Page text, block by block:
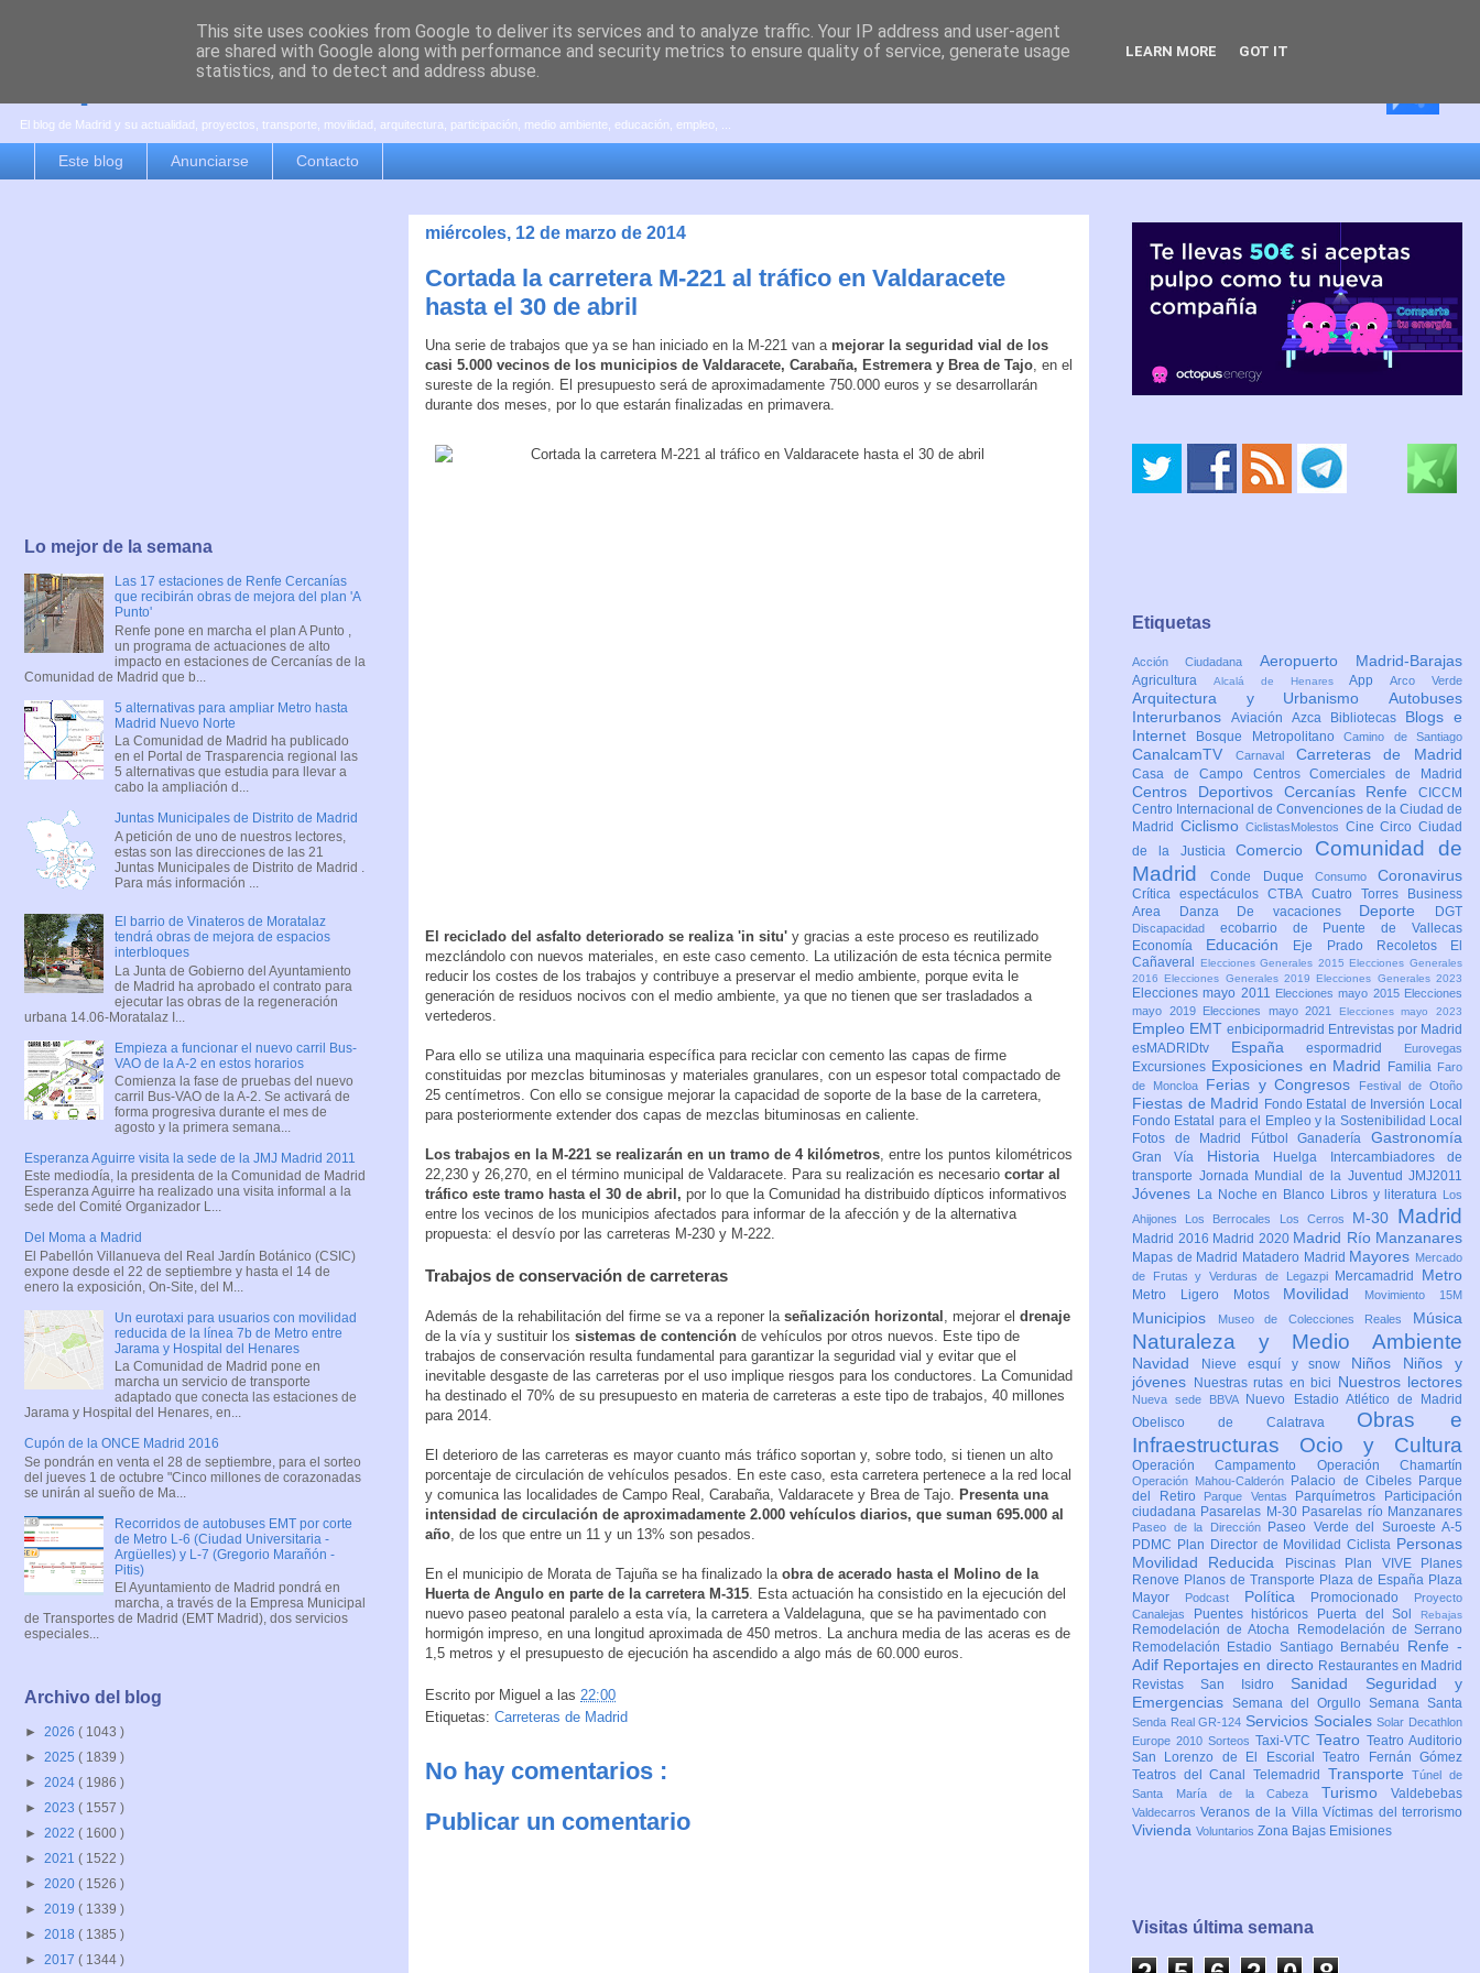
es por madrid
El blog de Madrid y su actualidad, proyectos, transporte, movilidad, arquitectura, participación, medio ambiente, educación, empleo, ...
Este blog Anunciarse Contacto
miércoles, 12 de marzo de 2014
Cortada la carretera M-221 al tráfico en Valdaracete
hasta el 30 de abril
Una serie de trabajos que ya se han iniciado en la M-221 van a mejorar la seguridad vial de los
casi 5.000 vecinos de los municipios de Valdaracete, Carabaña, Estremera y Brea de Tajo , en el
sureste de la región. El presupuesto será de aproximadamente 750.000 euros y se desarrollarán
durante dos meses, por lo que estarán finalizadas en primavera.
El reciclado del asfalto deteriorado se realiza 'in situ' y gracias a este proceso es reutilizado
mezclándolo con nuevos materiales, en este caso cemento. La utilización de esta técnica permite
reducir los costes de los trabajos y contribuye a preservar el medio ambiente, porque evita le
generación de residuos nocivos con el medio ambiente, ya que no tienen que ser trasladados a
vertederos.
Para ello se utiliza una maquinaria específica para reciclar con cemento las capas de firme
constituidas por mezclas bituminosas y materiales granulares, con un espesor total compactado de
25 centímetros. Con ello se consigue mejorar la capacidad de soporte de la base de la carretera,
para posteriormente extender dos capas de mezclas bituminosas en caliente.
Los trabajos en la M-221 se realizarán en un tramo de 4 kilómetros , entre los puntos kilométricos
22,230 y 26,270, en el término municipal de Valdaracete. Para su realización es necesario cortar al
tráfico este tramo hasta el 30 de abril, por lo que la Comunidad ha distribuido dípticos informativos
entre los vecinos de los municipios afectados para informar de la afección y de la alternativa
propuesta: el desvío por las carreteras M-230 y M-222.
Trabajos de conservación de carreteras
Además de la rehabilitación del firme se va a reponer la señalización horizontal , mejorar el drenaje
de la vía y sustituir los sistemas de contención de vehículos por otros nuevos. Este tipo de
trabajos de conservación resulta fundamental para garantizar la seguridad vial y evitar que el
inevitable desgaste de las carreteras por el uso implique riesgos para los conductores. La Comunidad
ha destinado el 70% de su presupuesto en materia de carreteras a este tipo de trabajos, 40 millones
para 2014.
El deterioro de las carreteras es mayor cuanto más tráfico soportan y, sobre todo, si tienen un alto
porcentaje de circulación de vehículos pesados. En este caso, esta carretera pertenece a la red local
y comunica las localidades de Campo Real, Carabaña, Valdaracete y Brea de Tajo.
Presenta una
intensidad de circulación de aproximadamente 2.000 vehículos diarios, que suman 695.000 al
año , de los que entre un 11 y un 13% son pesados.
En el municipio de Morata de Tajuña se ha finalizado la obra de acerado hasta el Molino de la
Huerta de Angulo en parte de la carretera M-315 . Esta actuación ha consistido en la ejecución del
nuevo paseo peatonal paralelo a esta vía, la carretera a Valdelaguna, que se ha pavimentado con
hormigón impreso, en una longitud aproximada de 450 metros. La anchura media de las aceras es de
1,5 metros y el presupuesto de ejecución ha ascendido a algo más de 60.000 euros.
Escrito por Miguel a las 22:00
Etiquetas: Carreteras de Madrid
No hay comentarios :
Publicar un comentario
Lo mejor de la semana
Las 17 estaciones de Renfe Cercanías
que recibirán obras de mejora del plan 'A
Punto'
Renfe pone en marcha el plan A Punto ,
un programa de actuaciones de alto
impacto en estaciones de Cercanías de la
Comunidad de Madrid que b...
5 alternativas para ampliar Metro hasta
Madrid Nuevo Norte
La Comunidad de Madrid ha publicado
en el Portal de Trasparencia regional las
5 alternativas que estudia para llevar a
cabo la ampliación d...
Juntas Municipales de Distrito de Madrid
A petición de uno de nuestros lectores,
estas son las direcciones de las 21
Juntas Municipales de Distrito de Madrid .
Para más información ...
El barrio de Vinateros de Moratalaz
tendrá obras de mejora de espacios
interbloques
La Junta de Gobierno del Ayuntamiento
de Madrid ha aprobado el contrato para
ejecutar las obras de la regeneración
urbana 14.06-Moratalaz I...
Empieza a funcionar el nuevo carril Bus-
VAO de la A-2 en estos horarios
Comienza la fase de pruebas del nuevo
carril Bus-VAO de la A-2. Se activará de
forma progresiva durante el mes de
agosto y la primera semana...
Esperanza Aguirre visita la sede de la JMJ Madrid 2011
Este mediodía, la presidenta de la Comunidad de Madrid
Esperanza Aguirre ha realizado una visita informal a la
sede del Comité Organizador L...
Del Moma a Madrid
El Pabellón Villanueva del Real Jardín Botánico (CSIC)
expone desde el 22 de septiembre y hasta el 14 de
enero la exposición, On-Site, del M...
Un eurotaxi para usuarios con movilidad
reducida de la línea 7b de Metro entre
Jarama y Hospital del Henares
La Comunidad de Madrid pone en
marcha un servicio de transporte
adaptado que conecta las estaciones de
Jarama y Hospital del Henares, en...
Cupón de la ONCE Madrid 2016
Se pondrán en venta el 28 de septiembre, para el sorteo
del jueves 1 de octubre "Cinco millones de corazonadas
se unirán al sueño de Ma...
Recorridos de autobuses EMT por corte
de Metro L-6 (Ciudad Universitaria -
Argüelles) y L-7 (Gregorio Marañón -
Pitis)
El Ayuntamiento de Madrid pondrá en
marcha, a través de la Empresa Municipal
de Transportes de Madrid (EMT Madrid), dos servicios
especiales...
Archivo del blog
► 2026 ( 1043 )
► 2025 ( 1839 )
► 2024 ( 1986 )
► 2023 ( 1557 )
► 2022 ( 1600 )
► 2021 ( 1522 )
► 2020 ( 1526 )
► 2019 ( 1339 )
► 2018 ( 1385 )
► 2017 ( 1344 )
Etiquetas
Acción Ciudadana Aeropuerto Madrid-Barajas
Agricultura Alcalá de HenaresAppArco Verde
Arquitectura y Urbanismo Autobuses
Interurbanos Aviación Azca Bibliotecas Blogs e
Internet
Bosque MetropolitanoCamino de Santiago
CanalcamTV Carnaval Carreteras de Madrid
Casa de Campo Centros Comerciales de Madrid
Centros Deportivos Cercanías Renfe CICCM
Centro Internacional de Convenciones de la Ciudad de
Madrid CiclismoCiclistasMolestos CineCircoCiudad
de la JusticiaComercio Comunidad de
MadridConde Duque Consumo Coronavirus
Crítica espectáculosCTBA Cuatro Torres Business
Area
Danza De vacaciones Deporte DGT
Discapacidad ecobarrio de Puente de Vallecas
Economía Educación Eje Prado Recoletos
El
Cañaveral
Elecciones Generales 2015 Elecciones Generales
2016 Elecciones Generales 2019 Elecciones Generales 2023
Elecciones mayo 2011 Elecciones mayo 2015 Elecciones
mayo 2019
Elecciones mayo 2021 Elecciones mayo 2023
Empleo EMT enbicipormadrid Entrevistas por Madrid
esMADRIDtv Españaespormadrid Eurovegas
Excursiones Exposiciones en Madrid Familia Faro
de Moncloa
Ferias y Congresos Festival de Otoño
Fiestas de Madrid Fondo Estatal de Inversión Local
Fondo Estatal para el Empleo y la Sostenibilidad Local
Fotos de Madrid
FútbolGanaderíaGastronomía
Gran Vía Historia Huelga
Intercambiadores de
transporte Jornada Mundial de la Juventud JMJ2011
Jóvenes La Noche en Blanco Libros y literatura
Los
Ahijones
Los Berrocales Los Cerros M-30 Madrid
Madrid 2016 Madrid 2020 Madrid Río Manzanares
Mapas de Madrid Matadero Madrid Mayores Mercado
de Frutas y Verduras de Legazpi
Mercamadrid Metro
Metro Ligero Motos Movilidad Movimiento 15M
Municipios Museo de Colecciones Reales Música
Naturaleza y Medio Ambiente
Navidad Nieve esquí y snow Niños Niños y
jóvenes
Nuestras rutas en bici Nuestros lectores
Nueva sede BBVA
Nuevo Estadio Atlético de Madrid
Obelisco de Calatrava Obras e
Infraestructuras Ocio y Cultura
Operación Campamento Operación Chamartín
Operación Mahou-Calderón Palacio de Cibeles Parque
del Retiro
Parque Ventas Parquímetros
Participación
ciudadana Pasarelas M-30 Pasarelas río Manzanares
Paseo de la Dirección
Paseo Verde del Suroeste A-5
PDMC Plan Director de Movilidad Ciclista Personas
Movilidad Reducida
Piscinas Plan VIVE
Planes
Renove Planos de Transporte Plaza de España Plaza
Mayor
Podcast Política Promocionado
Proyecto
Canalejas
Puentes históricos Puerta del Sol Rebajas
Remodelación de Atocha
Remodelación de Serrano
Remodelación Estadio Santiago Bernabéu Renfe -
Adif Reportajes en directo Restaurantes en Madrid
Revistas San Isidro Sanidad Seguridad y
Emergencias Semana del Orgullo Semana Santa
Senda Real GR-124 Servicios SocialesSolar Decathlon
Europe 2010 Sorteos Taxi-VTC Teatro Teatro Auditorio
San Lorenzo de El EscorialTeatro Fernán Gómez
Teatros del Canal Telemadrid TransporteTúnel de
Santa María de la Cabeza Turismo Valdebebas
ValdecarrosVeranos de la VillaVíctimas del terrorismo
Vivienda Voluntarios Zona Bajas Emisiones
Visitas última semana
This site uses cookies from Google to deliver its services and to analyze traffic. Your IP address and user-agent
are shared with Google along with performance and security metrics to ensure quality of service, generate usage
statistics, and to detect and address abuse.
LEARN MORE GOT IT